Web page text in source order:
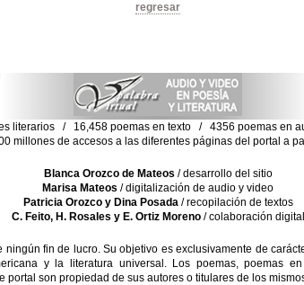
regresar
literarios / 16,458 poemas en texto / 4356 poemas en
millones de accesos a las diferentes páginas del portal a
Blanca Orozco de Mateos / desarrollo del sitio
Marisa Mateos / digitalización de audio y video
Patricia Orozco y Dina Posada/ recopilación de textos
C. Feito, H. Rosales y E. Ortiz Moreno/ colaboración digital
ningún fin de lucro. Su objetivo es exclusivamente de
y la literatura universal. Los poemas, poemas
portal son propiedad de sus autores o titulares de los